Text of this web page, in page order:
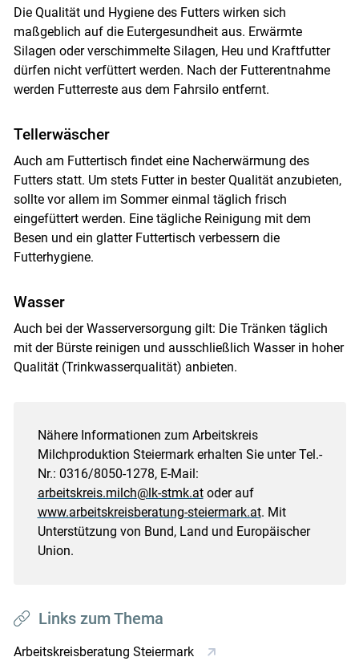
Die Qualität und Hygiene des Futters wirken sich
maßgeblich auf die Eutergesundheit aus. Erwärmte
Silagen oder verschimmelte Silagen, Heu und Kraftfutter
dürfen nicht verfüttert werden. Nach der Futterentnahme
werden Futterreste aus dem Fahrsilo entfernt.
Tellerwäscher
Auch am Futtertisch findet eine Nacherwärmung des
Futters statt. Um stets Futter in bester Qualität anzubieten,
sollte vor allem im Sommer einmal täglich frisch
eingefüttert werden. Eine tägliche Reinigung mit dem
Besen und ein glatter Futtertisch verbessern die
Futterhygiene.
Wasser
Auch bei der Wasserversorgung gilt: Die Tränken täglich
mit der Bürste reinigen und ausschließlich Wasser in hoher
Qualität (Trinkwasserqualität) anbieten.
Nähere Informationen zum Arbeitskreis
Milchproduktion Steiermark erhalten Sie unter Tel.-
Nr.: 0316/8050-1278, E-Mail:
arbeitskreis.milch@lk-stmk.atoder auf
www.arbeitskreisberatung-steiermark.at. Mit
Unterstützung von Bund, Land und Europäischer
Union.
Links zum Thema
Arbeitskreisberatung Steiermark